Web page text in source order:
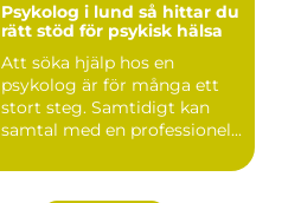
Psykolog i lund så hittar du
rätt stöd för psykisk hälsa
Att söka hjälp hos en
psykolog är för många ett
stort steg. Samtidigt kan
samtal med en professionel...